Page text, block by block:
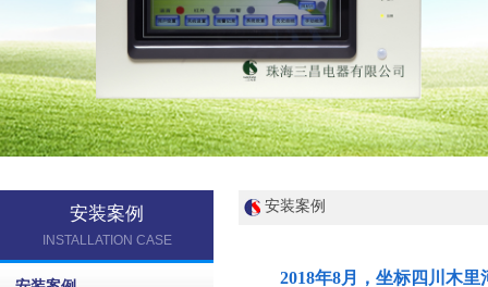
安装案例
INSTALLATION CASE
安装案例
2018年8月，坐标四川木